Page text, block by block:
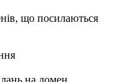
що посилаються
на домен